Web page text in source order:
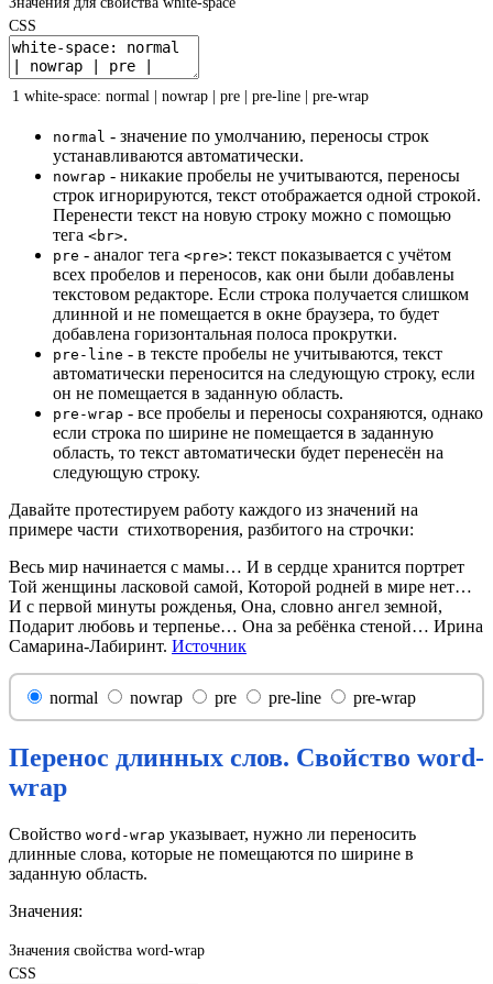
CSS
1 white-space: normal nowrap pre pre-line pre-wrap
normal - значение по умолчанию, переносы строк
устанавливаются автоматически.
nowrap - никакие пробелы не учитываются, переносы
строк игнорируются, текст отображается одной строкой.
Перенести текст на новую строку можно с помощью
тега <br>.
pre - аналог тега <pre>: текст показывается с учётом
всех пробелов и переносов, как они были добавлены
текстовом редакторе. Если строка получается слишком
длинной и не помещается в окне браузера, то будет
добавлена горизонтальная полоса прокрутки.
pre-line - в тексте пробелы не учитываются, текст
автоматически переносится на следующую строку, если
он не помещается в заданную область.
pre-wrap - все пробелы и переносы сохраняются, однако
если строка по ширине не помещается в заданную
область, то текст автоматически будет перенесён на
следующую строку.
Давайте протестируем работу каждого из значений на
примере части стихотворения, разбитого на строчки:
Весь мир начинается с мамы… И в сердце хранится портрет
Той женщины ласковой самой, Которой родней в мире нет…
И с первой минуты рожденья, Она, словно ангел земной,
Подарит любовь и терпенье… Она за ребёнка стеной… Ирина
Самарина-Лабиринт. Источник
normal nowrap pre pre-line pre-wrap
Перенос длинных слов. Свойство word-
wrap
Свойство word-wrap указывает, нужно ли переносить
длинные слова, которые не помещаются по ширине в
заданную область.
Значения:
Значения свойства word-wrap
CSS